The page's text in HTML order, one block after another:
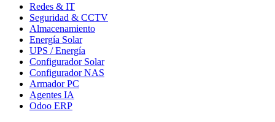
Redes & IT
Seguridad & CCTV
Almacenamiento
Energía Solar
UPS / Energía
Configurador Solar
Configurador NAS
Armador PC
Agentes IA
Odoo ERP